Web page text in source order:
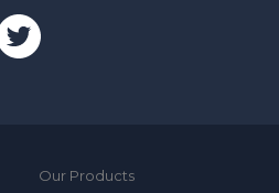
Our Products